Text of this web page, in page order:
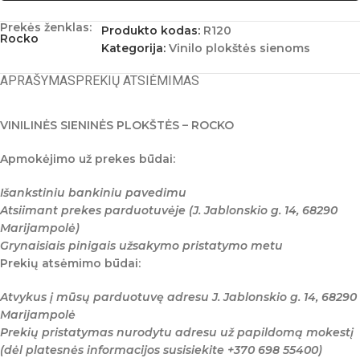
Prekės ženklas:
Rocko
Produkto kodas: R120
Kategorija: Vinilo plokštės sienoms
APRAŠYMASPREKIŲ ATSIĖMIMAS
VINILINĖS SIENINĖS PLOKŠTĖS – ROCKO
Apmokėjimo už prekes būdai:
Išankstiniu bankiniu pavedimu
Atsiimant prekes parduotuvėje (J. Jablonskio g. 14, 68290
Marijampolė)
Grynaisiais pinigais užsakymo pristatymo metu
Prekių atsėmimo būdai:
Atvykus į mūsų parduotuvę adresu J. Jablonskio g. 14, 68290
Marijampolė
Prekių pristatymas nurodytu adresu už papildomą mokestį
(dėl platesnės informacijos susisiekite +370 698 55400)